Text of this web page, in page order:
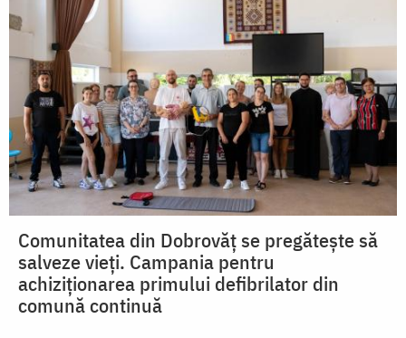
Comunitatea din Dobrovăț se pregătește să
salveze vieți. Campania pentru
achiziționarea primului defibrilator din
comună continuă